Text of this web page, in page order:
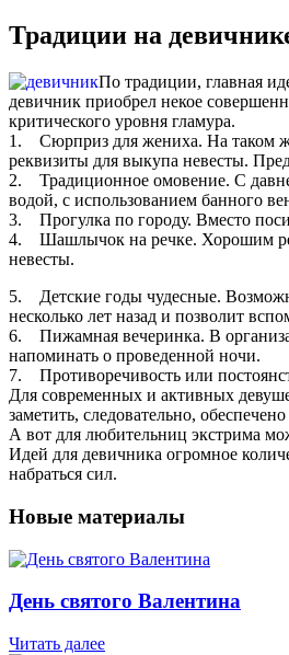
Традиции на
По традиции, главная
девичник приобрел некое
критического уровня гламура.
1. Сюрприз для жениха. На таком
реквизиты для выкупа невесты.
2. Традиционное омовение. С
водой, с использованием банного
3. Прогулка по городу. Вместо
4. Шашлычок на речке. Хорошим
невесты.
5. Детские годы чудесные.
несколько лет назад и позволит
6. Пижамная вечеринка. В
напоминать о проведенной ночи.
7. Противоречивость или
Для современных и активных
заметить, следовательно,
А вот для любительниц экстрима
Идей для девичника огромное
набраться сил.
Новые материалы
День святого Валентина
Читать далее